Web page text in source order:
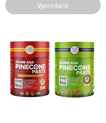
Vypredané